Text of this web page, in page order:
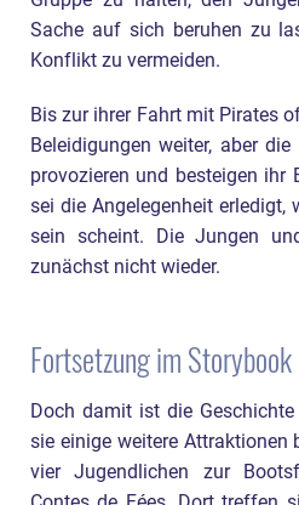
Sache auf sich beruhen zu
Konflikt zu vermeiden.
Bis zur ihrer Fahrt mit Pirates
Beleidigungen weiter, aber
provozieren und besteigen ihr
sei die Angelegenheit erledigt,
sein scheint. Die Jungen
zunächst nicht wieder.
Fortsetzung im Storybook
Doch damit ist die
sie einige weitere Attraktionen
vier Jugendlichen zur